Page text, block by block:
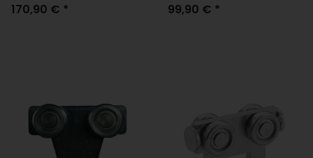
170,90 € * 99,90 € *